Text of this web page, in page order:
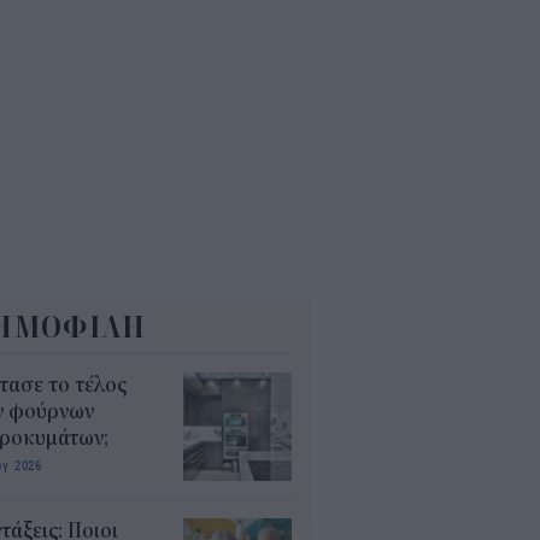
το τέλος
φούρνων
2026
Ποιοι